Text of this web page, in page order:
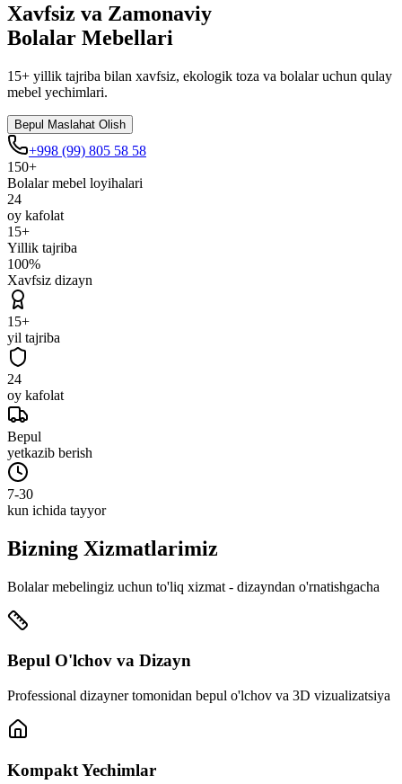
Xavfsiz va Zamonaviy
Bolalar Mebellari
15+ yillik tajriba bilan xavfsiz, ekologik toza va bolalar uchun qulay
mebel yechimlari.
Bepul Maslahat Olish
+998 (99) 805 58 58
150+
Bolalar mebel loyihalari
24
oy kafolat
15+
Yillik tajriba
100%
Xavfsiz dizayn
15+
yil tajriba
24
oy kafolat
Bepul
yetkazib berish
7-30
kun ichida tayyor
Bizning Xizmatlarimiz
Bolalar mebelingiz uchun to'liq xizmat - dizayndan o'rnatishgacha
Bepul O'lchov va Dizayn
Professional dizayner tomonidan bepul o'lchov va 3D vizualizatsiya
Kompakt Yechimlar